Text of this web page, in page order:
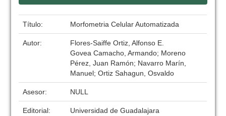
Título: Morfometria Celular Automatizada
Autor:
Flores-Saiffe Ortiz, Alfonso E.
Govea Camacho, Armando; Moreno
Pérez, Juan Ramón; Navarro Marín,
Manuel; Ortiz Sahagun, Osvaldo
Asesor: NULL
Editorial:
Universidad de Guadalajara